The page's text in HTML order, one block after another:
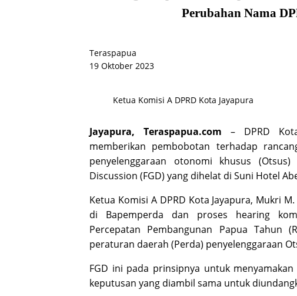
Perubahan Nama
Teraspapua
19 Oktober 2023
Ketua Komisi A DPRD Kota Jayapura
Jayapura, Teraspapua.com – DPRD
memberikan pembobotan terhadap
penyelenggaraan otonomi khusus
Discussion (FGD) yang dihelat di Suni Hotel
Ketua Komisi A DPRD Kota Jayapura, Mukri
di Bapemperda dan proses hearing
Percepatan Pembangunan Papua Tahun
peraturan daerah (Perda) penyelenggaraan
FGD ini pada prinsipnya untuk
keputusan yang diambil sama untuk